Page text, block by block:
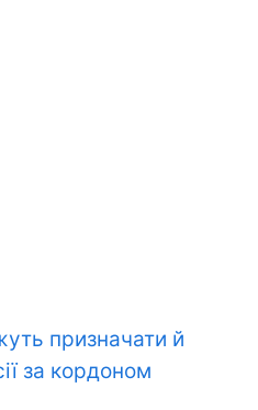
призначати й
за кордоном